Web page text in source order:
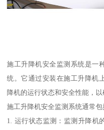
施工升降机安全监测系统是一
统。它通过安装在施工升降机
降机的运行状态和安全性能，
施工升降机安全监测系统通常包
1. 运行状态监测：监测升降机